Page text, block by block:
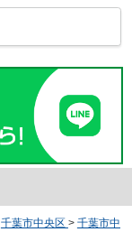
千葉市中央区 > 千葉市中